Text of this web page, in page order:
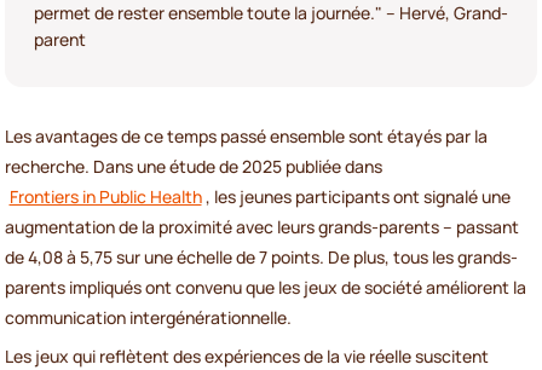
permet de rester ensemble toute la journée." – Hervé, Grand-
parent
Les avantages de ce temps passé ensemble sont étayés par la
recherche. Dans une étude de 2025 publiée dans
Frontiers in Public Health, les jeunes participants ont signalé une
augmentation de la proximité avec leurs grands-parents – passant
de 4,08 à 5,75 sur une échelle de 7 points. De plus, tous les grands-
parents impliqués ont convenu que les jeux de société améliorent la
communication intergénérationnelle.
Les jeux qui reflètent des expériences de la vie réelle suscitent